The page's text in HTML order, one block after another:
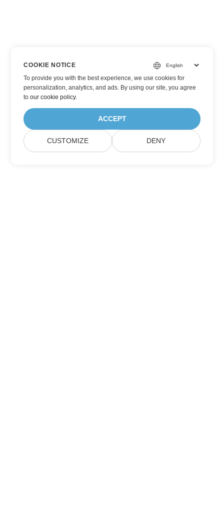
COOKIE NOTICE
To provide you with the best experience, we use cookies for
personalization, analytics, and ads. By using our site, you agree
toour cookie policy.
ACCEPT
CUSTOMIZE DENY